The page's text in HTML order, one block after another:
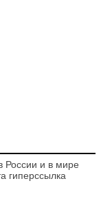
России и в мире
гиперссылка